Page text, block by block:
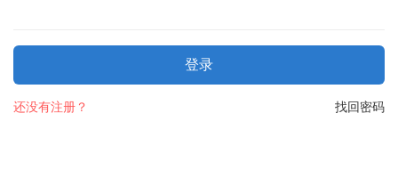
登录
找回密码
还没有注册？